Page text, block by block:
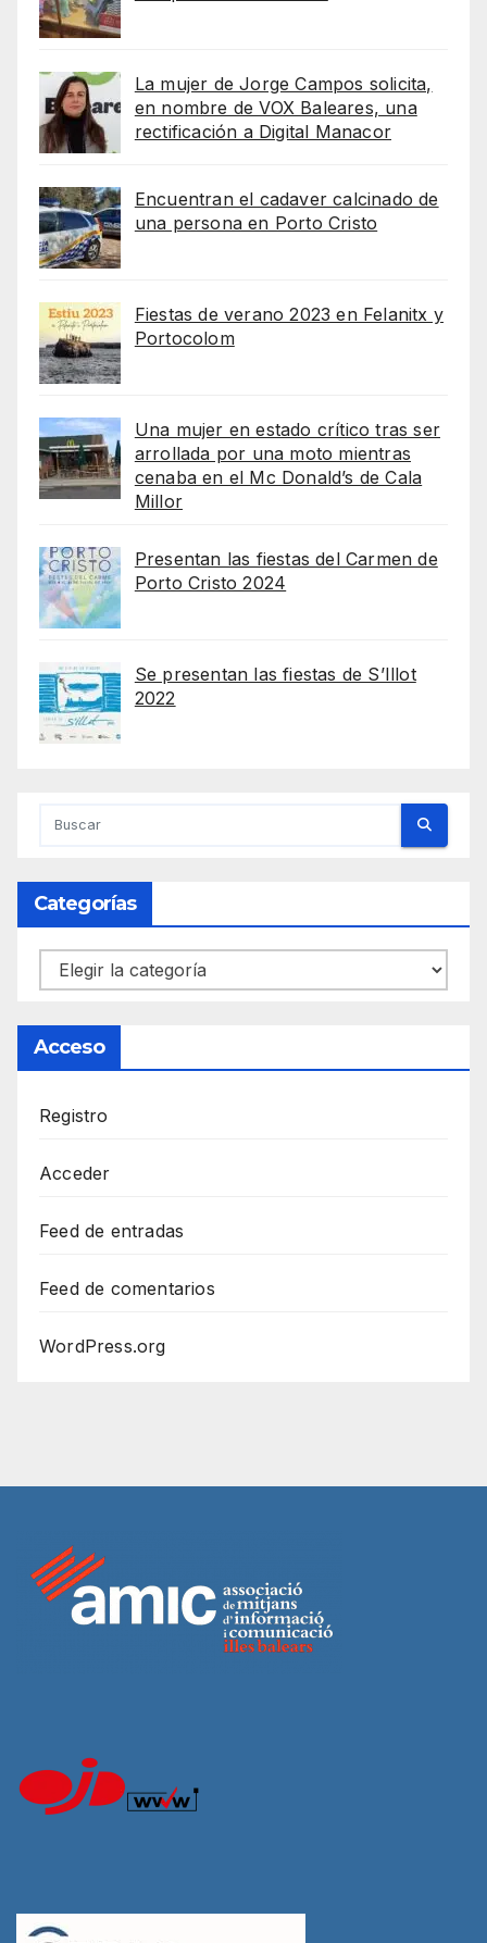
La mujer de Jorge Campos solicita,
en nombre de VOX Baleares, una
rectificación a Digital Manacor
Encuentran el cadaver calcinado de
una persona en Porto Cristo
Fiestas de verano 2023 en Felanitx y
Portocolom
Una mujer en estado crítico tras ser
arrollada por una moto mientras
cenaba en el Mc Donald’s de Cala
Millor
Presentan las fiestas del Carmen de
Porto Cristo 2024
Se presentan las fiestas de S’Illot
2022
Categorías
Categorías
Acceso
Registro
Acceder
Feed de entradas
Feed de comentarios
WordPress.org